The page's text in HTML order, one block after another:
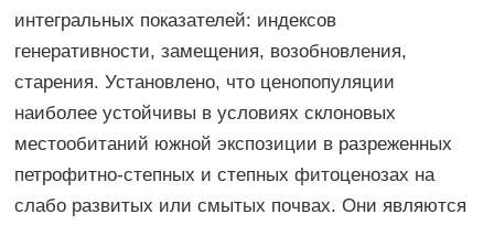
интегральных показателей: индексов
генеративности, замещения, возобновления,
старения. Установлено, что ценопопуляции
наиболее устойчивы в условиях склоновых
местообитаний южной экспозиции в разреженных
петрофитно-степных и степных фитоценозах на
слабо развитых или смытых почвах. Они являются